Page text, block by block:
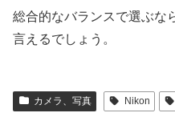
総合的なバランスで選ぶな
言えるでしょう。
カメラ、写真 Nikon